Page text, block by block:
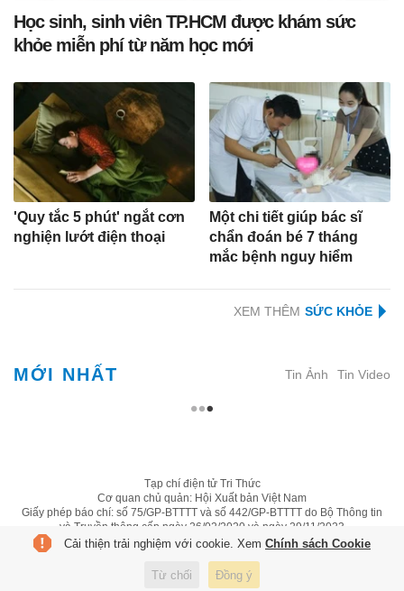
Học sinh, sinh viên TP.HCM được khám sức
khỏe miễn phí từ năm học mới
'Quy tắc 5 phút' ngắt cơn
nghiện lướt điện thoại
Một chi tiết giúp bác sĩ
chẩn đoán bé 7 tháng
mắc bệnh nguy hiểm
XEM THÊM
MỚI NHẤT Tin Ảnh Tin Video
Tạp chí điện tử Tri Thức
Cơ quan chủ quản: Hội Xuất bản Việt Nam
Giấy phép báo chí: số 75/GP-BTTTT và số 442/GP-BTTTT do Bộ Thông tin
và Truyền thông cấp ngày 26/02/2020 và ngày 29/11/2023
Tổng biên tập: Lâm Quang Hiếu
Trụ sở: Tầng 10, D29 Phạm Văn Bạch, phường Cầu Giấy, Hà Nội
HOTLINE:
0931.222.666
toasoan@znews.vn
Cải thiện trải nghiệm với cookie. Xem Chính sách Cookie
Từ chối Đồng ý